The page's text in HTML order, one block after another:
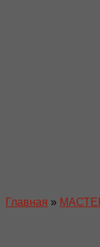
Главная »